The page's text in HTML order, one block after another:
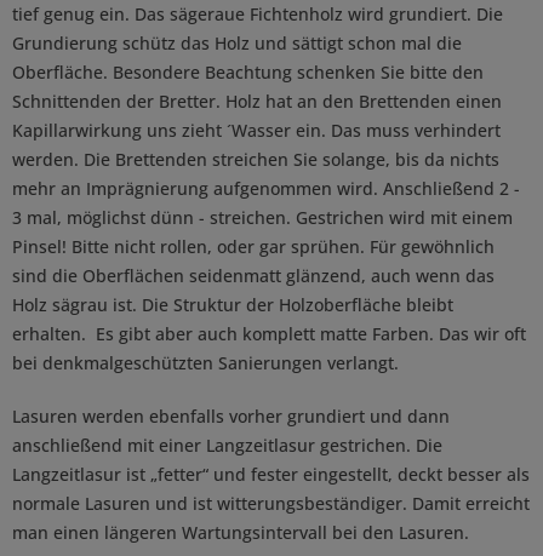
tief genug ein. Das sägeraue Fichtenholz wird grundiert. Die
Grundierung schütz das Holz und sättigt schon mal die
Oberfläche. Besondere Beachtung schenken Sie bitte den
Schnittenden der Bretter. Holz hat an den Brettenden einen
Kapillarwirkung uns zieht ´Wasser ein. Das muss verhindert
werden. Die Brettenden streichen Sie solange, bis da nichts
mehr an Imprägnierung aufgenommen wird. Anschließend 2 -
3 mal, möglichst dünn - streichen. Gestrichen wird mit einem
Pinsel! Bitte nicht rollen, oder gar sprühen. Für gewöhnlich
sind die Oberflächen seidenmatt glänzend, auch wenn das
Holz sägrau ist. Die Struktur der Holzoberfläche bleibt
erhalten. Es gibt aber auch komplett matte Farben. Das wir oft
bei denkmalgeschützten Sanierungen verlangt.
Lasuren werden ebenfalls vorher grundiert und dann
anschließend mit einer Langzeitlasur gestrichen. Die
Langzeitlasur ist „fetter“ und fester eingestellt, deckt besser als
normale Lasuren und ist witterungsbeständiger. Damit erreicht
man einen längeren Wartungsintervall bei den Lasuren.